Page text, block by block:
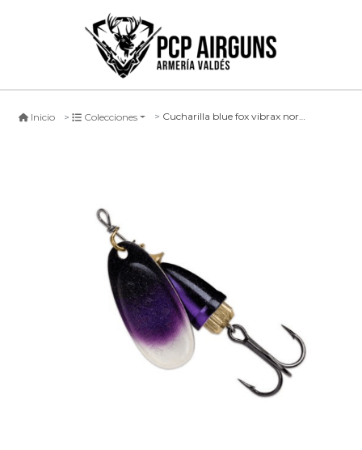
Inicio Colecciones Cucharilla blue fox vibrax northeren lights #l